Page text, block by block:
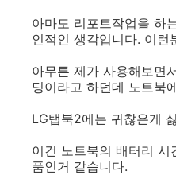
아마도 리포트작업을 하
인적인 생각입니다. 이
아무튼 제가 사용해보면
딩이라고 하던데 노트북
LG탭북2에는 귀찮은게
이건 노트북의 배터리
품인거 같습니다.